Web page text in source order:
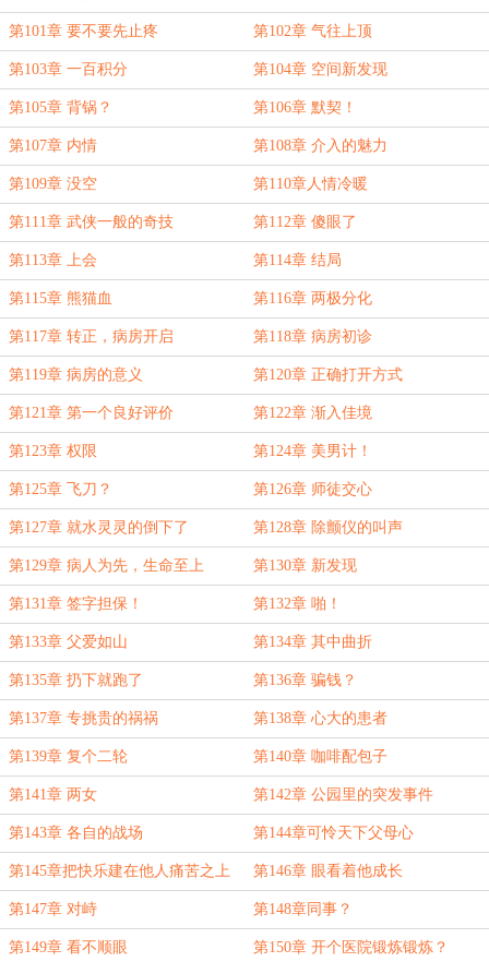
第101章 要不要先止疼 第102章 气往上顶
第103章 一百积分 第104章 空间新发现
第105章 背锅？ 第106章 默契！
第107章 内情 第108章 介入的魅力
第109章 没空 第110章人情冷暖
第111章 武侠一般的奇技 第112章 傻眼了
第113章 上会 第114章 结局
第115章 熊猫血 第116章 两极分化
第117章 转正，病房开启 第118章 病房初诊
第119章 病房的意义 第120章 正确打开方式
第121章 第一个良好评价 第122章 渐入佳境
第123章 权限 第124章 美男计！
第125章 飞刀？ 第126章 师徒交心
第127章 就水灵灵的倒下了 第128章 除颤仪的叫声
第129章 病人为先，生命至上 第130章 新发现
第131章 签字担保！ 第132章 啪！
第133章 父爱如山 第134章 其中曲折
第135章 扔下就跑了 第136章 骗钱？
第137章 专挑贵的祸祸 第138章 心大的患者
第139章 复个二轮 第140章 咖啡配包子
第141章 两女 第142章 公园里的突发事件
第143章 各自的战场 第144章可怜天下父母心
第145章把快乐建在他人痛苦之上 第146章 眼看着他成长
第147章 对峙 第148章同事？
第149章 看不顺眼 第150章 开个医院锻炼锻炼？